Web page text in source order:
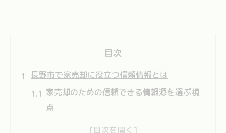
目次
長野市で家売却に役立つ信頼情報とは
家売却のための信頼できる情報源を選ぶ視
点
地建やSUUMO長野など家売却情報の比較活